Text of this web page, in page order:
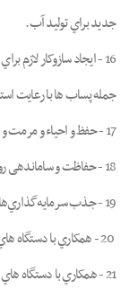
ﺟﺪﯾﺪ ﺑﺮاي ﺗﻮﻟﯿﺪ آب.
16 - اﯾﺠﺎد ﺳﺎزوﮐﺎر ﻻزم
ﺟﻤﻠﻪ ﭘﺴﺎب ﻫﺎ ﺑﺎ رﻋﺎﯾﺖ
17 - ﺣﻔﻆ و اﺣﯿﺎء و ﻣﺮﻣﺖ و ﺑﻬﺮهﺑﺮداري ﭘﺎﯾﺪار از ﺳﺎزهﻫﺎي ﺗﺎرﯾﺨﯽ آﺑﯽ.
18 - ﺣﻔﺎﻇﺖ و ﺳﺎﻣﺎندﻫﯽ رودﺧﺎﻧﻪﻫﺎ و ﺗﺜﺒﯿﺖ ﻣﺎﻟﮑﯿﺖ دوﻟﺖ ﺑﺮ ﺑﺴﺘﺮ اراﺿﯽ ﻣﻨﺎﺑﻊ آﺑﯽ.
19 - ﺟﺬب ﺳﺮﻣﺎﯾﻪﮔﺬاريﻫﺎي داﺧﻠﯽ و ﺧﺎرﺟﯽ در زﻣﯿﻨﻪ اﻓﺰاﯾﺶ ﻇﺮﻓﯿﺖ ﻣﻨﺎﺑﻊ آﺑﯽ.
20 - ﻫﻤﮑﺎري ﺑﺎ دﺳﺘﮕﺎه ﻫﺎي ذي رﺑﻂ ﺑﻪ ﻣﻨﻈﻮر ﺟﻠﻮﮔﯿﺮي از آﻟﻮدﮔﯽ آب ﻫﺎي ﻋﻤﻮﻣﯽ.
21 - ﻫﻤﮑﺎري ﺑﺎ دﺳﺘﮕﺎه